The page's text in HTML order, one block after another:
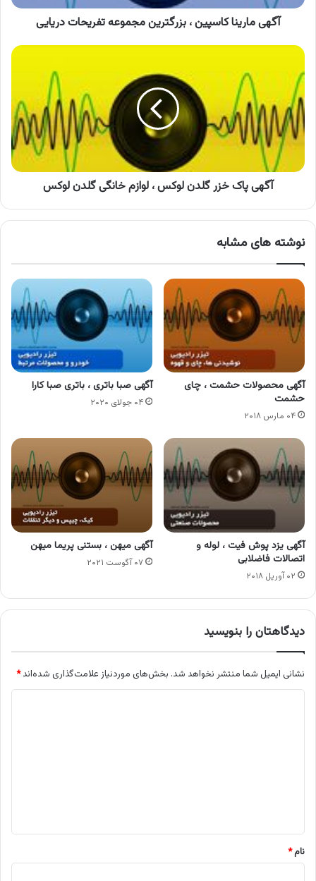
آگهی مارینا کاسپین ، بزرگترین مجموعه تفریحات دریایی
آگهی
خزر
گلدن
لوکس
،
لوازم
گلدن
آگهی پاک خزر گلدن لوکس ، لوازم خانگی گلدن لوکس
نوشته های مشابه
آگهی محصولات حشمت ، چای
حشمت
۰۴ مارس ۲۰۱۸
آگهی صبا باتری ، باتری صبا کارا
۰۴ جولای ۲۰۲۰
آگهی یزد پوش فیت ، لوله و
اتصالات فاضلابی
۰۲ آوریل ۲۰۱۸
آگهی میهن ، بستنی پریما میهن
۰۷ آگوست ۲۰۲۱
دیدگاهتان را بنویسید
نشانی ایمیل شما منتشر نخواهد شد. بخش‌های موردنیاز علامت‌گذاری شده‌اند*
نام*